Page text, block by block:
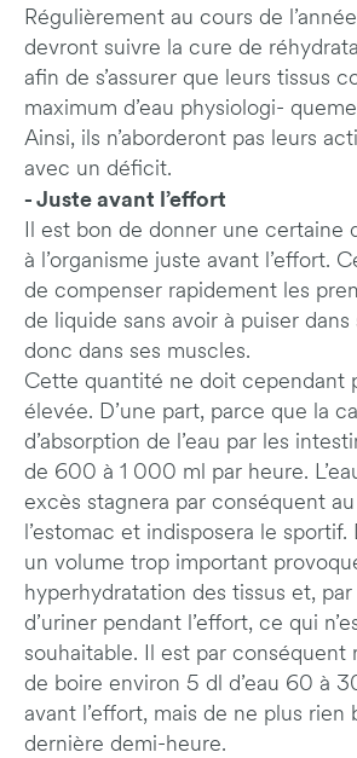
Régulièrement au cours de
devront suivre la cure de
afin de s’assurer que leurs tissus
maximum d’eau physiologi-
Ainsi, ils n’aborderont pas leurs
avec un déficit.
- Juste avant l’effort
Il est bon de donner une certaine
à l’organisme juste avant l’effort.
de compenser rapidement les
de liquide sans avoir à puiser dans
donc dans ses muscles.
Cette quantité ne doit cependant
élevée. D’une part, parce que la
d’absorption de l’eau par les
de 600 à 1 000 ml par heure.
excès stagnera par conséquent
l’estomac et indisposera le sportif.
un volume trop important
hyperhydratation des tissus et, par
d’uriner pendant l’effort, ce qui
souhaitable. Il est par conséquent
de boire environ 5 dl d’eau 60 à
avant l’effort, mais de ne plus rien
dernière demi-heure.